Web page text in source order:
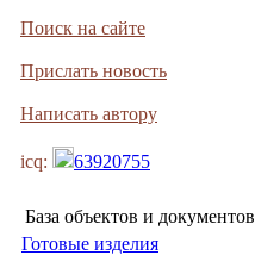
Поиск на сайте
Прислать новость
Написать автору
icq: 63920755
База объектов и документов
Готовые изделия